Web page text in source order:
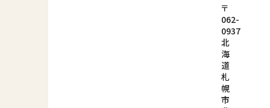
〒
062-
0937
北
海
道
札
幌
市